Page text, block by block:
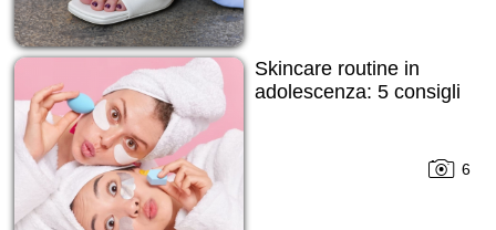
Skincare routine in
adolescenza: 5 consigli
6